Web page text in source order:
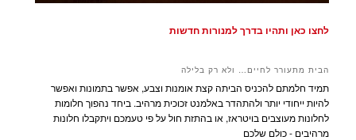
לחצו כאן ותהיו בדרך למנורות חדשות
הבית מתעורר לחיים… ולא רק בלילה
תמיד חלמתם להכניס הביתה קצת אומנות וצבע, אפשר בתמונות ואפשר
להיות ייחודי יותר ולהתהדר באלמנט זכוכית מרהיב. ביחד נהפוך חלומות
לחלונות מעוצבים בויטראז, או בהתזת חול על פי טעמכם ויתקבלו חלונות
מרהיבים - כולם שלכם